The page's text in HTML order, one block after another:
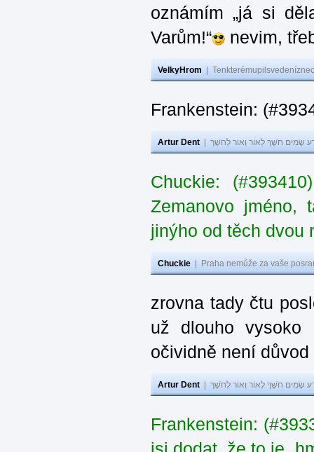
oznámím „já si
Varům!“
nevim,
VelkyHrom
Frankenstein:
Artur Dent שָׂמִים חֹשֶׁךְ לְאוֹר וְאוֹר לְחֹשֶׁךְ
Chuckie:
Zemanovo jméno,
jinýho od těch dvou
Chuckie Praha nemůže za vaše
zrovna tady čtu
už dlouho
očividně není
Artur Dent שָׂמִים חֹשֶׁךְ לְאוֹר וְאוֹר לְחֹשֶׁךְ
Frankenstein: